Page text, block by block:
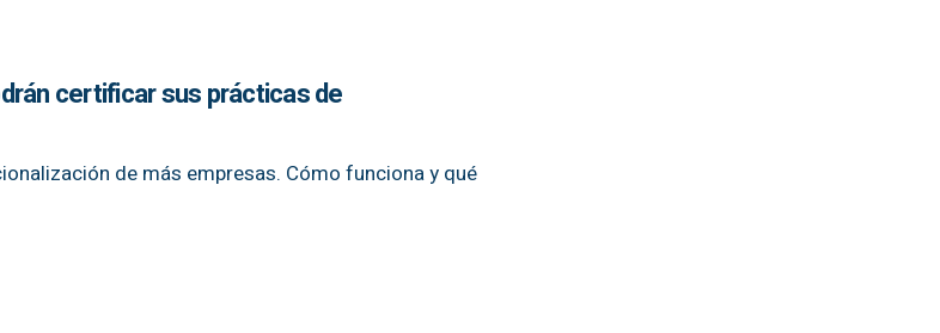
certificar sus prácticas de
de más empresas. Cómo funciona y qué